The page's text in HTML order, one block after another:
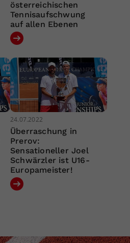
österreichischen
Tennisaufschwung
auf allen Ebenen
24.07.2022
Überraschung in
Prerov:
Sensationeller Joel
Schwärzler ist U16-
Europameister!